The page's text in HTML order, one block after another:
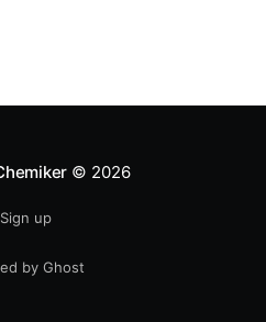
ist von Toyota bekannt,
© 2026
Sign up
by Ghost